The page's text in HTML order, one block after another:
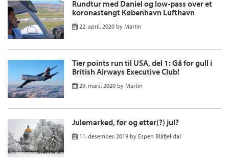
Rundtur med Daniel og low-pass over et
koronastengt København Lufthavn
22. april, 2020 by Martin
Tier points run til USA, del 1: Gå for gull i
British Airways Executive Club!
29. mars, 2020 by Martin
Julemarked, før og etter(?) jul?
11. desember, 2019 by Espen Blåfjelldal